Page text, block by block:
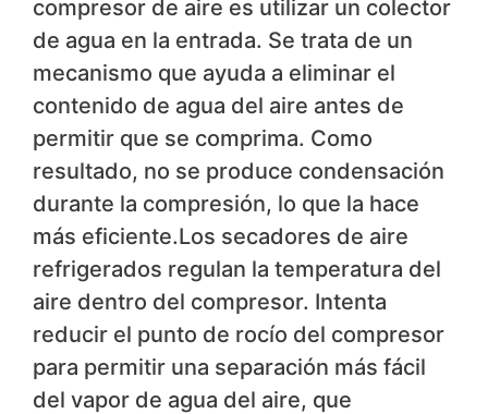
compresor de aire es utilizar un colector
de agua en la entrada. Se trata de un
mecanismo que ayuda a eliminar el
contenido de agua del aire antes de
permitir que se comprima. Como
resultado, no se produce condensación
durante la compresión, lo que la hace
más eficiente.Los secadores de aire
refrigerados regulan la temperatura del
aire dentro del compresor. Intenta
reducir el punto de rocío del compresor
para permitir una separación más fácil
del vapor de agua del aire, que